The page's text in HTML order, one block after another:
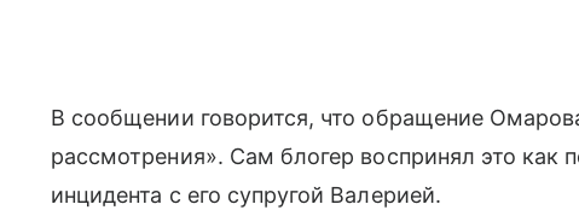
В сообщении говорится, что обращение
рассмотрения». Сам блогер воспринял это как
инцидента с его супругой Валерией.